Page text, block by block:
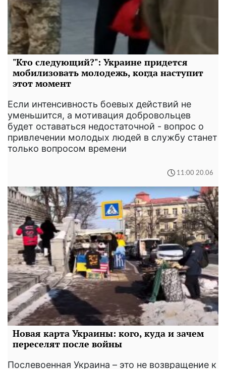
"Кто следующий?": Украине придется
мобилизовать молодежь, когда наступит
этот момент
Если интенсивность боевых действий не
уменьшится, а мотивация добровольцев
будет оставаться недостаточной - вопрос о
привлечении молодых людей в службу станет
только вопросом времени
11:00 20.06
Новая карта Украины: кого, куда и зачем
переселят после войны
Послевоенная Украина – это не возвращение к